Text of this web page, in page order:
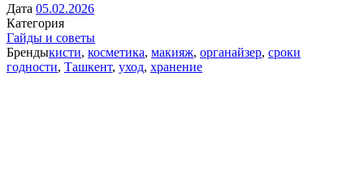
Дата 05.02.2026
Категория
Гайды и советы
Брендыкисти, косметика, макияж, органайзер, сроки
годности, Ташкент, уход, хранение